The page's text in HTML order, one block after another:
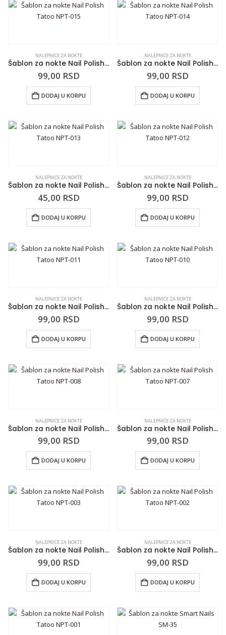
NALEPNICE ZA NOKTE
Šablon za nokte Nail Polish Tatoo NPT-015
99,00 RSD
DODAJ U KORPU
NALEPNICE ZA NOKTE
Šablon za nokte Nail Polish Tatoo NPT-014
99,00 RSD
DODAJ U KORPU
NALEPNICE ZA NOKTE
Šablon za nokte Nail Polish Tatoo NPT-013
45,00 RSD
DODAJ U KORPU
NALEPNICE ZA NOKTE
Šablon za nokte Nail Polish Tatoo NPT-012
99,00 RSD
DODAJ U KORPU
NALEPNICE ZA NOKTE
Šablon za nokte Nail Polish Tatoo NPT-011
99,00 RSD
DODAJ U KORPU
NALEPNICE ZA NOKTE
Šablon za nokte Nail Polish Tatoo NPT-010
99,00 RSD
DODAJ U KORPU
NALEPNICE ZA NOKTE
Šablon za nokte Nail Polish Tatoo NPT-008
99,00 RSD
DODAJ U KORPU
NALEPNICE ZA NOKTE
Šablon za nokte Nail Polish Tatoo NPT-007
99,00 RSD
DODAJ U KORPU
NALEPNICE ZA NOKTE
Šablon za nokte Nail Polish Tatoo NPT-003
99,00 RSD
DODAJ U KORPU
NALEPNICE ZA NOKTE
Šablon za nokte Nail Polish Tatoo NPT-002
99,00 RSD
DODAJ U KORPU